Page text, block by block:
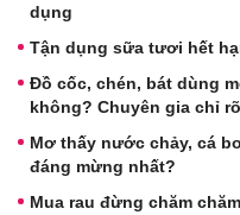
dụng
Tận dụng sữa tươi hết
Đồ cốc, chén, bát dùng
không? Chuyên gia chỉ
Mơ thấy nước chảy, cá
đáng mừng nhất?
Mua rau đừng chăm